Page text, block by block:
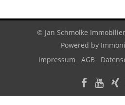
© Jan Schmolke
Powered by
Impressum
AGB